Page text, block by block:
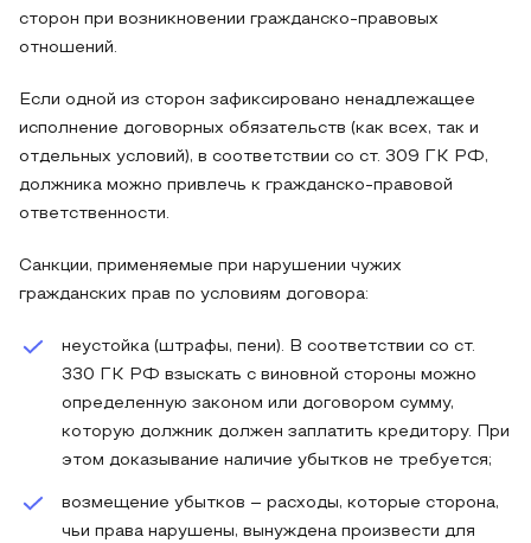
сторон при возникновении гражданско-правовых
отношений.
Если одной из сторон зафиксировано ненадлежащее
исполнение договорных обязательств (как всех, так и
отдельных условий), в соответствии со ст. 309 ГК РФ,
должника можно привлечь к гражданско-правовой
ответственности.
Санкции, применяемые при нарушении чужих
гражданских прав по условиям договора:
неустойка (штрафы, пени). В соответствии со ст.
330 ГК РФ взыскать с виновной стороны можно
определенную законом или договором сумму,
которую должник должен заплатить кредитору. При
этом доказывание наличие убытков не требуется;
возмещение убытков – расходы, которые сторона,
чьи права нарушены, вынуждена произвести для